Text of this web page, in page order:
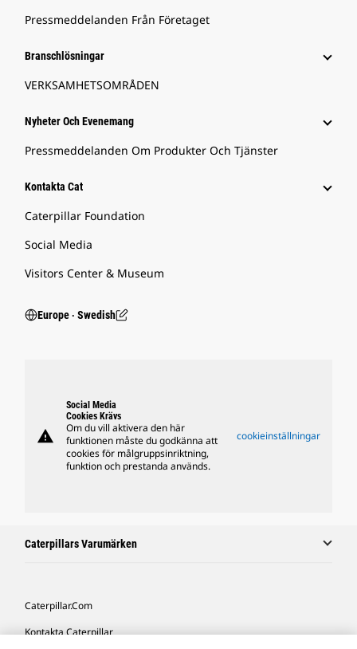
Pressmeddelanden Från Företaget
Branschlösningar
VERKSAMHETSOMRÅDEN
Nyheter Och Evenemang
Pressmeddelanden Om Produkter Och Tjänster
Kontakta Cat
Caterpillar Foundation
Social Media
Visitors Center & Museum
Europe ‧ Swedish
warning
Social Media
Cookies Krävs
Om du vill aktivera den här
funktionen måste du godkänna att
cookies för målgruppsinriktning,
funktion och prestanda används.
cookieinställningar
Caterpillars Varumärken
Caterpillar.com
Kontakta Caterpillar